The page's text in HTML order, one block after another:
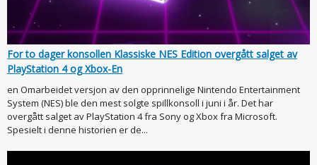
For to dager konsollen Klassiske NES Edition overgått salget av
PlayStation 4 og Xbox-En
en Omarbeidet versjon av den opprinnelige Nintendo Entertainment
System (NES) ble den mest solgte spillkonsoll i juni i år. Det har
overgått salget av PlayStation 4 fra Sony og Xbox fra Microsoft.
Spesielt i denne historien er de...